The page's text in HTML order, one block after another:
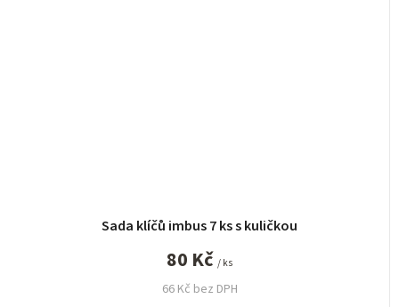
Sada klíčů imbus 7 ks s kuličkou
66 Kč bez DPH
80 Kč / ks